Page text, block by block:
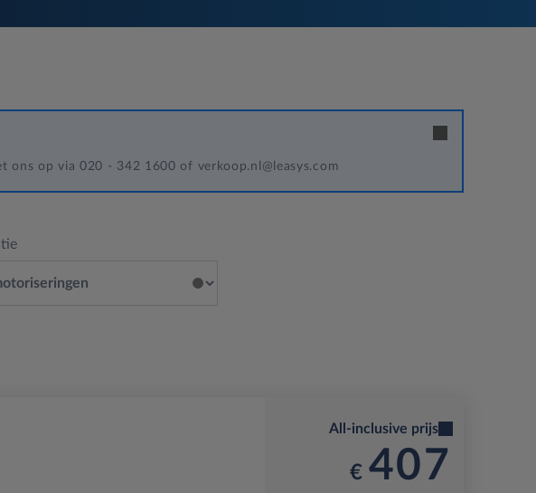
ons op via 020 - 342 1600 of verkoop.nl@leasys.com
All-inclusive prijs
€ 407